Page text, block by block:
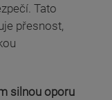
Tato
přesnost,
silnou oporu